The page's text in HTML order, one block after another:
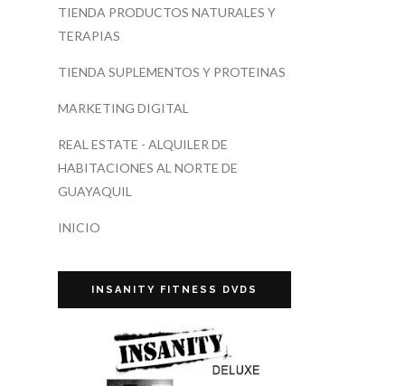
TIENDA PRODUCTOS NATURALES Y
TERAPIAS
TIENDA SUPLEMENTOS Y PROTEINAS
MARKETING DIGITAL
REAL ESTATE - ALQUILER DE
HABITACIONES AL NORTE DE
GUAYAQUIL
INICIO
INSANITY FITNESS DVDS